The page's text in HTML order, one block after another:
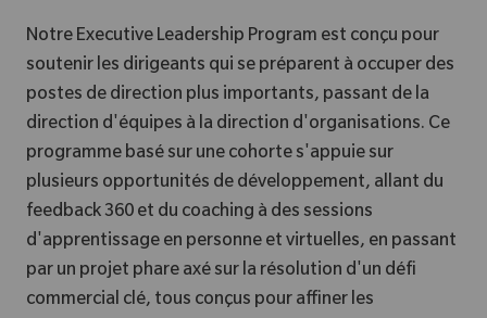
Notre Executive Leadership Program est conçu pour
soutenir les dirigeants qui se préparent à occuper des
postes de direction plus importants, passant de la
direction d'équipes à la direction d'organisations. Ce
programme basé sur une cohorte s'appuie sur
plusieurs opportunités de développement, allant du
feedback 360 et du coaching à des sessions
d'apprentissage en personne et virtuelles, en passant
par un projet phare axé sur la résolution d'un défi
commercial clé, tous conçus pour affiner les